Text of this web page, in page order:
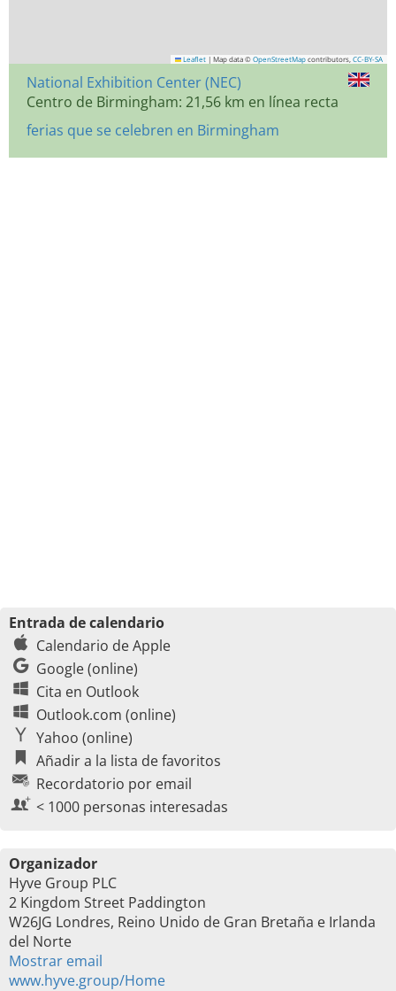
Leaflet | Map data © OpenStreetMap contributors, CC-BY-SA
National Exhibition Center (NEC)
Centro de Birmingham: 21,56 km en línea recta
ferias que se celebren en Birmingham
Entrada de calendario
Calendario de Apple
Google (online)
Cita en Outlook
Outlook.com (online)
Yahoo (online)
Añadir a la lista de favoritos
Recordatorio por email
< 1000 personas interesadas
Organizador
Hyve Group PLC
2 Kingdom Street Paddington
W26JG Londres, Reino Unido de Gran Bretaña e Irlanda
del Norte
Mostrar email
www.hyve.group/Home